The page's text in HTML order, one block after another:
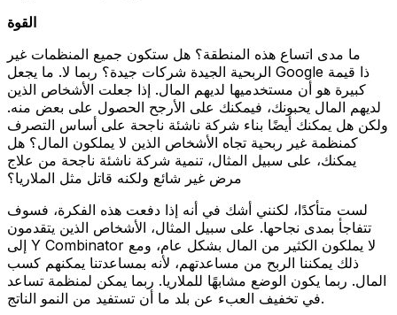
القوة
ما مدى اتساع هذه المنطقة؟ هل ستكون جميع المنظمات غير
الربحية الجيدة شركات جيدة؟ ربما لا. ما يجعل Google ذا قيمة
كبيرة هو أن مستخدميها لديهم المال. إذا جعلت الأشخاص الذين
لديهم المال يحبونك، فيمكنك على الأرجح الحصول على بعض منه.
ولكن هل يمكنك أيضًا بناء شركة ناشئة ناجحة على أساس التصرف
كمنظمة غير ربحية تجاه الأشخاص الذين لا يملكون المال؟ هل
يمكنك، على سبيل المثال، تنمية شركة ناشئة ناجحة من علاج
مرض غير شائع ولكنه قاتل مثل الملاريا؟
لست متأكدًا، لكنني أشك في أنه إذا دفعت هذه الفكرة، فسوف
تتفاجأ بمدى نجاحها. على سبيل المثال، الأشخاص الذين يتقدمون
إلى Y Combinator لا يملكون الكثير من المال بشكل عام، ومع
ذلك يمكننا الربح من مساعدتهم، لأنه بمساعدتنا يمكنهم كسب
المال. ربما يكون الوضع مشابهًا للملاريا. ربما يمكن لمنظمة تساعد
في تخفيف العبء عن بلد ما أن تستفيد من النمو الناتج.